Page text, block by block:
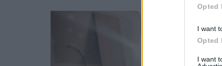
Opted
I want
Opted
I want